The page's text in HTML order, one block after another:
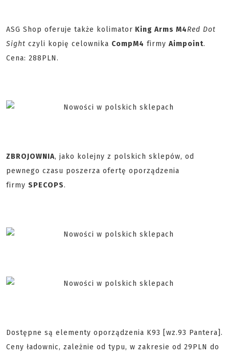
ASG Shop oferuje także kolimator King Arms M4Red Dot
Sight czyli kopię celownika CompM4 firmy Aimpoint.
Cena: 288PLN.
ZBROJOWNIA, jako kolejny z polskich sklepów, od
pewnego czasu poszerza ofertę oporządzenia
firmy SPECOPS.
Dostępne są elementy oporządzenia K93 [wz.93 Pantera].
Ceny ładownic, zależnie od typu, w zakresie od 29PLN do